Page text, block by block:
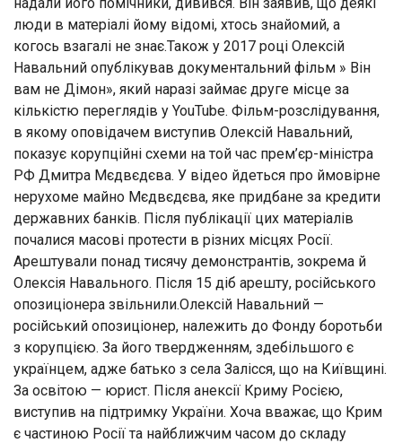
люди в матеріалі йому відомі, хтось знайомий, а
когось взагалі не знає.Також у 2017 році Олексій
Навальний опублікував документальний фільм » Він
вам не Дімон», який наразі займає друге місце за
кількістю переглядів у YouTube. Фільм-розслідування,
в якому оповідачем виступив Олексій Навальний,
показує корупційні схеми на той час прем’єр-міністра
РФ Дмитра Мєдвєдєва. У відео йдеться про ймовірне
нерухоме майно Мєдвєдєва, яке придбане за кредити
державних банків. Після публікації цих матеріалів
почалися масові протести в різних місцях Росії.
Арештували понад тисячу демонстрантів, зокрема й
Олексія Навального. Після 15 діб арешту, російського
опозиціонера звільнили.Олексій Навальний —
російський опозиціонер, належить до Фонду боротьби
з корупцією. За його твердженням, здебільшого є
українцем, адже батько з села Залісся, що на Київщині.
За освітою — юрист. Після анексії Криму Росією,
виступив на підтримку України. Хоча вважає, що Крим
є частиною Росії та найближчим часом до складу